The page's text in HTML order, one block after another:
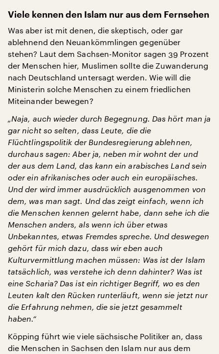
Viele kennen den Islam nur aus dem Fernsehen
Was aber ist mit denen, die skeptisch, oder gar
ablehnend den Neuankömmlingen gegenüber
stehen? Laut dem Sachsen-Monitor sagen 39 Prozent
der Menschen hier, Muslimen sollte die Zuwanderung
nach Deutschland untersagt werden. Wie will die
Ministerin solche Menschen zu einem friedlichen
Miteinander bewegen?
„Naja, auch wieder durch Begegnung. Das hört man ja
gar nicht so selten, dass Leute, die die
Flüchtlingspolitik der Bundesregierung ablehnen,
durchaus sagen: Aber ja, neben mir wohnt der und
der aus dem Land, das kann ein arabisches Land sein
oder ein afrikanisches oder auch ein europäisches.
Und der wird immer ausdrücklich ausgenommen von
dem, was man sagt. Und das zeigt einfach, wenn ich
die Menschen kennen gelernt habe, dann sehe ich die
Menschen anders, als wenn ich über etwas
Unbekanntes, etwas Fremdes spreche. Und deswegen
gehört für mich dazu, dass wir eben auch
Kulturvermittlung machen müssen: Was ist der Islam
tatsächlich, was verstehe ich denn dahinter? Was ist
eine Scharia? Das ist ein richtiger Begriff, wo es den
Leuten kalt den Rücken runterläuft, wenn sie jetzt nur
die Erfahrung nehmen, die sie jetzt gesammelt
haben.“
Köpping führt wie viele sächsische Politiker an, dass
die Menschen in Sachsen den Islam nur aus dem